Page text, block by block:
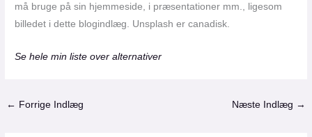
må bruge på sin hjemmeside, i præsentationer mm., ligesom
billedet i dette blogindlæg. Unsplash er canadisk.
Se hele min liste over alternativer
← Forrige Indlæg Næste Indlæg →